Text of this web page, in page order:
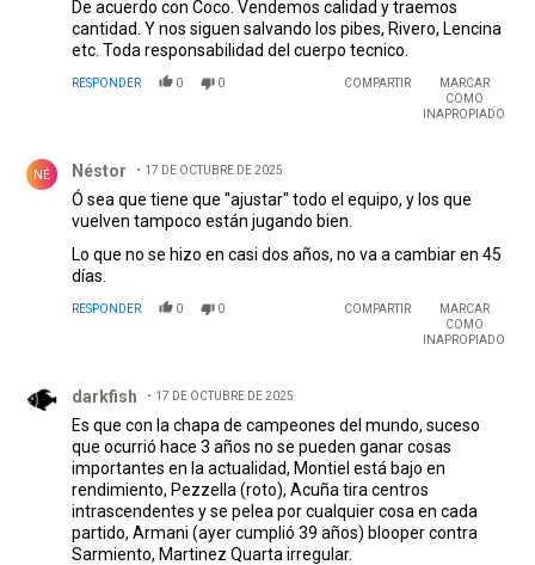
De acuerdo con Coco. Vendemos calidad y traemos
cantidad. Y nos siguen salvando los pibes, Rivero, Lencina
etc. Toda responsabilidad del cuerpo tecnico.
RESPONDER 0 0 COMPARTIR
MARCAR
COMO
INAPROPIADO
NÉ Néstor 17 DE OCTUBRE DE 2025
Ó sea que tiene que "ajustar" todo el equipo, y los que
vuelven tampoco están jugando bien.
Lo que no se hizo en casi dos años, no va a cambiar en 45
días.
RESPONDER 0 0 COMPARTIR
MARCAR
COMO
INAPROPIADO
darkfish 17 DE OCTUBRE DE 2025
Es que con la chapa de campeones del mundo, suceso
que ocurrió hace 3 años no se pueden ganar cosas
importantes en la actualidad, Montiel está bajo en
rendimiento, Pezzella (roto), Acuña tira centros
intrascendentes y se pelea por cualquier cosa en cada
partido, Armani (ayer cumplió 39 años) blooper contra
Sarmiento, Martinez Quarta irregular.